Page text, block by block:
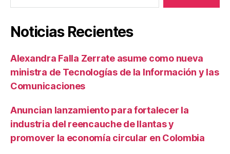
Noticias Recientes
Alexandra Falla Zerrate asume como nueva
ministra de Tecnologías de la Información y las
Comunicaciones
Anuncian lanzamiento para fortalecer la
industria del reencauche de llantas y
promover la economía circular en Colombia